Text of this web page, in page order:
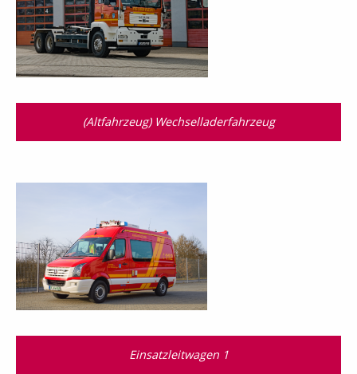
(Altfahrzeug) Wechselladerfahrzeug
Einsatzleitwagen 1